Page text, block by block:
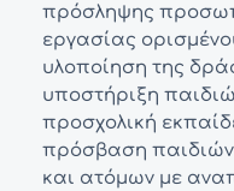
πρόσληψης
εργασίας
υλοποίηση της
υποστήριξη
προσχολική
πρόσβαση παιδιών
και ατόμων με